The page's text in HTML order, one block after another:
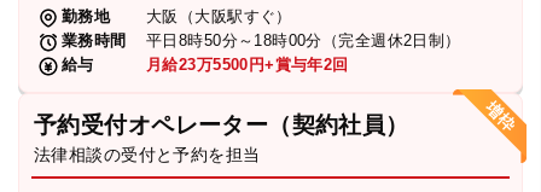
勤務地
大阪（大阪駅すぐ）
業務時間
平日8時50分～18時00分（完全週休2日制）
給与
月給23万5500円+賞与年2回
予約受付オペレーター（契約社員）
法律相談の受付と予約を担当
お知らせ
特設サイト